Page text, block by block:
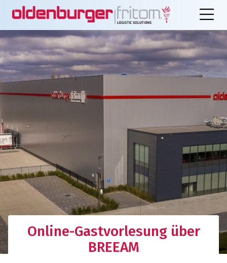
Online-Gastvorlesung über
BREEAM